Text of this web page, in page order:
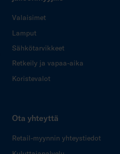
Valaisimet
Lamput
Sähkötarvikkeet
Retkeily ja vapaa-aika
Koristevalot
Ota yhteyttä
Retail-myynnin yhteystiedot